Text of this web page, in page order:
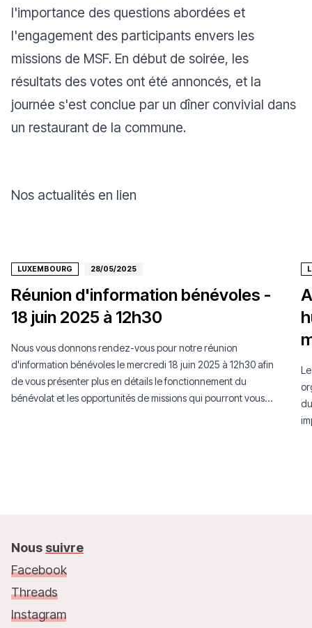
l'importance des questions abordées et
l'engagement des participants envers les
missions de MSF. En début de soirée, les
résultats des votes ont été annoncés, et la
journée s'est conclue par un dîner convivial dans
un restaurant de la commune.
Nos actualités en lien
LUXEMBOURG 28/05/2025
Réunion d'information bénévoles -
18 juin 2025 à 12h30
Nous vous donnons rendez-vous pour notre réunion
d'information bénévoles le mercredi 18 juin 2025 à 12h30 afin
de vous présenter plus en détails le fonctionnement du
bénévolat et les opportunités de missions qui pourront vous
Nous suivre
Facebook
Threads
Instagram